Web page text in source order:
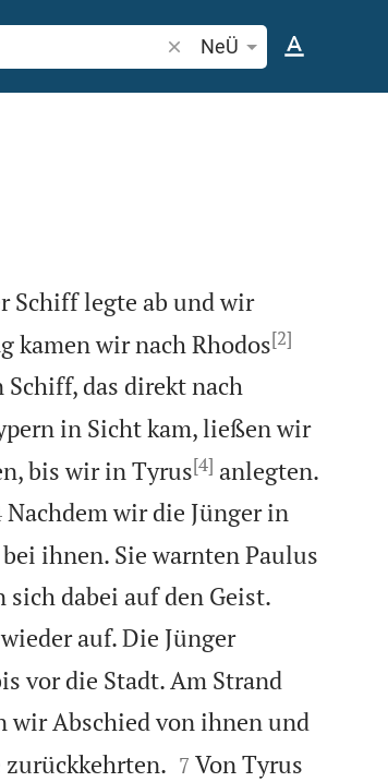
Bibelstelle oder Begriff suchen
NeÜ
Schiff legte ab und wir
kamen wir nach Rhodos[2]
das direkt nach
in Sicht kam, ließen wir
bis wir in Tyrus[4] anlegten.
Nachdem wir die Jünger in
ihnen. Sie warnten Paulus
dabei auf den Geist.
auf. Die Jünger
vor die Stadt. Am Strand
wir Abschied von ihnen und
zurückkehrten.
7 Von Tyrus